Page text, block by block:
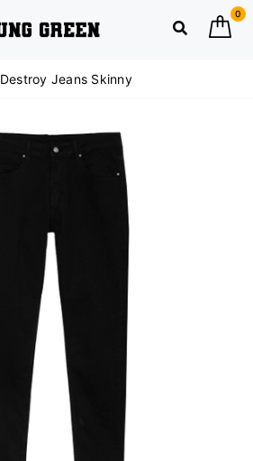
0
Destroy Jeans Skinny